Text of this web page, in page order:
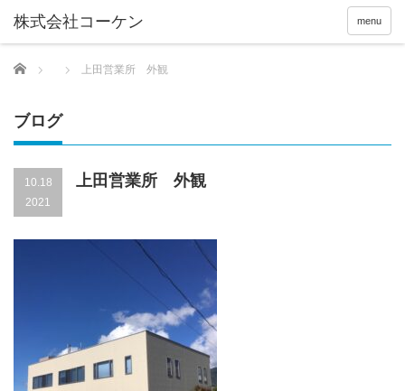
menu
Home 上田営業所 外観
ブログ
10.18
2021
上田営業所 外観